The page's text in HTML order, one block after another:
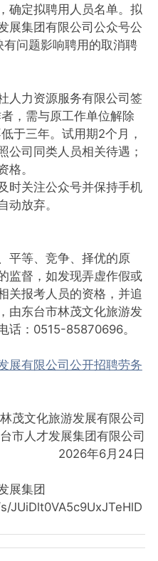
确定拟聘用人员名单。拟
展集团有限公司公众号公
问题影响聘用的取消聘
人力资源服务有限公司签
，需与原工作单位解除
于三年。试用期2个月，
公司同类人员相关待遇；
格。
时关注公众号并保持手机
动放弃。
平等、竞争、择优的原
监督，如发现弄虚作假或
关报考人员的资格，并追
由东台市林茂文化旅游发
话：0515-85870696。
展有限公司公开招聘劳务
茂文化旅游发展有限公司
市人才发展集团有限公司
2026年6月24日
展集团
JUiDlt0VA5c9UxJTeHlD